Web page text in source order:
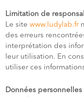
Limitation de
Le sitewww.ludylab.fr
des erreurs
interprétation des
leur utilisation. En
utiliser ces
Données personnelles